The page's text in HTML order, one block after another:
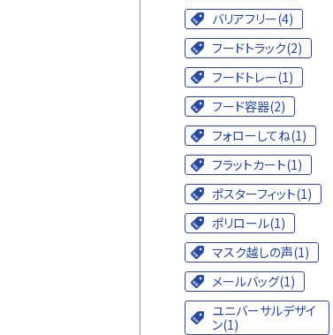
バリアフリー(4)
フードトラック(2)
フードトレー(1)
フード容器(2)
フォローしてね(1)
フラットカート(1)
ポスターフィット(1)
ポリロール(1)
マスク越しの声(1)
メールバッグ(1)
ユニバーサルデザイ
ン(1)